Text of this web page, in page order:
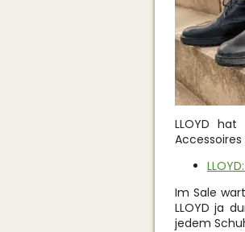
LLOYD
Im Sale
LLOYD ja
jedem